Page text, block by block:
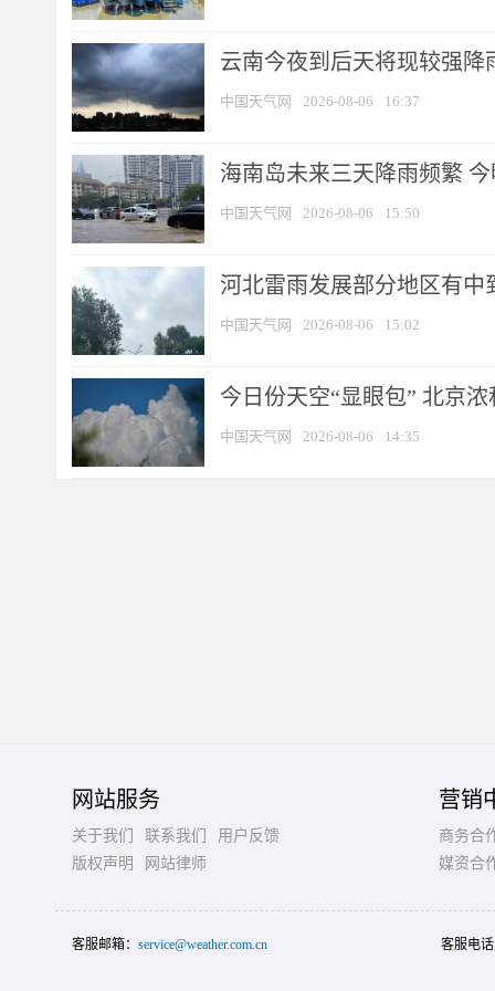
云南今夜到后天将现较强降
中国天气网 2026-08-06 16:37
海南岛未来三天降雨频繁
中国天气网 2026-08-06 15:50
河北雷雨发展部分地区有中
中国天气网 2026-08-06 15:02
今日份天空“显眼包” 北京
中国天气网 2026-08-06 14:35
网站服务
关于我们 联系我们
用户反馈
版权声明
网站律师
营销
商务合
媒资合
客服邮箱： service@weather.com.cn 客服电